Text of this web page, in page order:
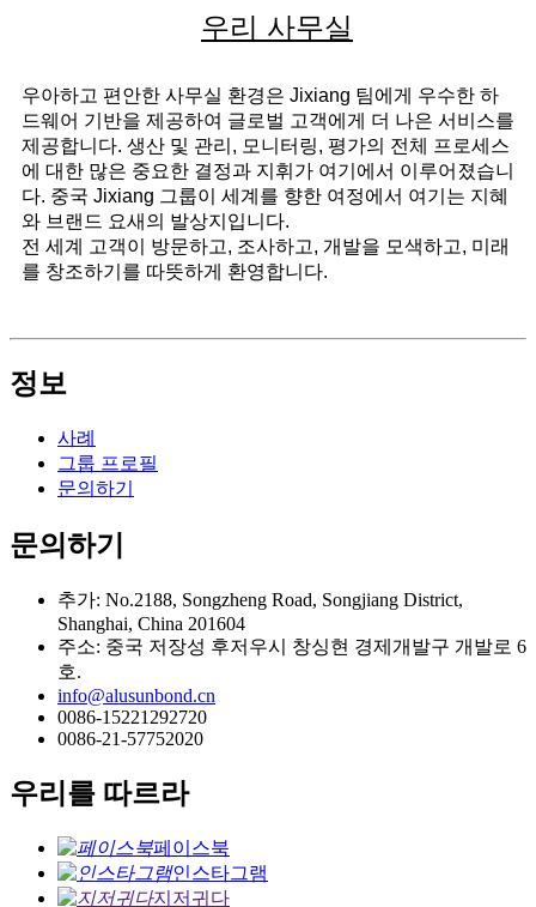
우리 사무실
우아하고 편안한 사무실 환경은 Jixiang 팀에게 우수한 하
드웨어 기반을 제공하여 글로벌 고객에게 더 나은 서비스를
제공합니다. 생산 및 관리, 모니터링, 평가의 전체 프로세스
에 대한 많은 중요한 결정과 지휘가 여기에서 이루어졌습니
다. 중국 Jixiang 그룹이 세계를 향한 여정에서 여기는 지혜
와 브랜드 요새의 발상지입니다.
전 세계 고객이 방문하고, 조사하고, 개발을 모색하고, 미래
를 창조하기를 따뜻하게 환영합니다.
정보
사례
그룹 프로필
문의하기
문의하기
추가: No.2188, Songzheng Road, Songjiang District,
Shanghai, China 201604
주소: 중국 저장성 후저우시 창싱현 경제개발구 개발로 6
호.
info@alusunbond.cn
0086-15221292720
0086-21-57752020
우리를 따르라
페이스북
인스타그램
지저귀다